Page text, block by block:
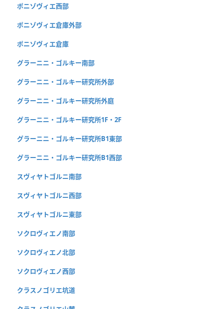
ポニゾヴィエ西部
ポニゾヴィエ倉庫外部
ポニゾヴィエ倉庫
グラーニニ・ゴルキー南部
グラーニニ・ゴルキー研究所外部
グラーニニ・ゴルキー研究所外庭
グラーニニ・ゴルキー研究所1F・2F
グラーニニ・ゴルキー研究所B1東部
グラーニニ・ゴルキー研究所B1西部
スヴィヤトゴルニ南部
スヴィヤトゴルニ西部
スヴィヤトゴルニ東部
ソクロヴィエノ南部
ソクロヴィエノ北部
ソクロヴィエノ西部
クラスノゴリエ坑道